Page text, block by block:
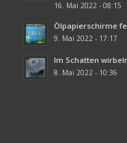
16. Mai 2022 - 08:15
Ölpapierschirme
9. Mai 2022 - 17:17
Im Schatten
8. Mai 2022 - 10:36